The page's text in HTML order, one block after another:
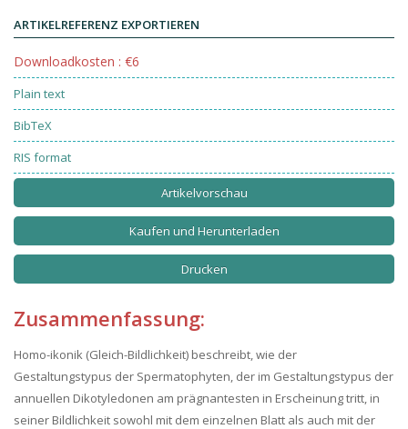
ARTIKELREFERENZ EXPORTIEREN
Downloadkosten : €6
Plain text
BibTeX
RIS format
Artikelvorschau
Kaufen und Herunterladen
Drucken
Zusammenfassung:
Homo-ikonik (Gleich-Bildlichkeit) beschreibt, wie der
Gestaltungstypus der Spermatophyten, der im Gestaltungstypus der
annuellen Dikotyledonen am prägnantesten in Erscheinung tritt, in
seiner Bildlichkeit sowohl mit dem einzelnen Blatt als auch mit der